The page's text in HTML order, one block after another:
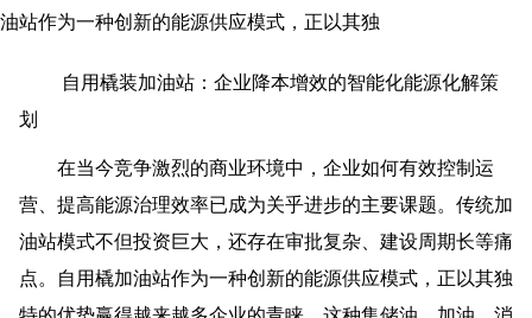
油站作为一种创新的能源供应模式，正以其独
自用橇装加油站：企业降本增效的智能化能源化解策
划
在当今竞争激烈的商业环境中，企业如何有效控制运
营、提高能源治理效率已成为关乎进步的主要课题。传统加
油站模式不但投资巨大，还存在审批复杂、建设周期长等痛
点。自用橇加油站作为一种创新的能源供应模式，正以其独